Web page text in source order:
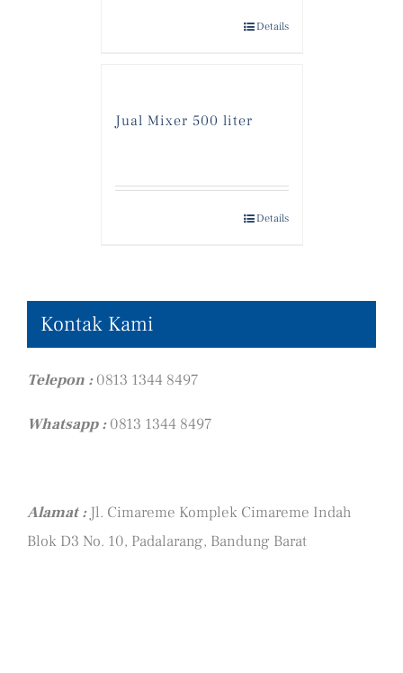
Details
Jual Mixer 500 liter
Details
Kontak Kami
Telepon :0813 1344 8497
Whatsapp :0813 1344 8497
Alamat : Jl. Cimareme Komplek Cimareme Indah
Blok D3 No. 10, Padalarang, Bandung Barat